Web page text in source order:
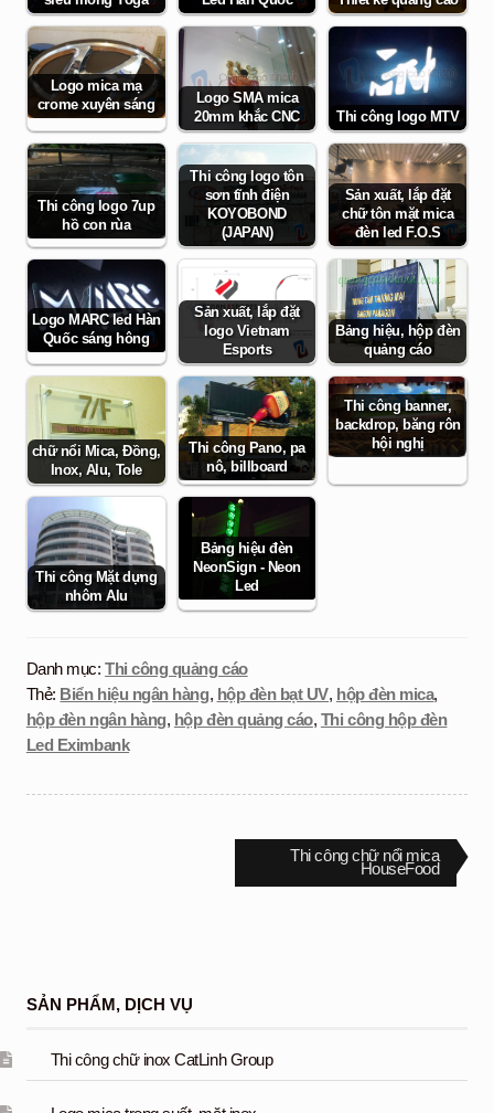
Logo mica mạ
crome xuyên sáng
Logo SMA mica
20mm khắc CNC
Thi công logo MTV
Thi công logo 7up
hồ con rùa
Thi công logo tôn
sơn tĩnh điện
KOYOBOND
(JAPAN)
Sản xuất, lắp đặt
chữ tôn mặt mica
đèn led F.O.S
Logo MARC led Hàn
Quốc sáng hông
Sản xuất, lắp đặt
logo Vietnam
Esports
Bảng hiệu, hộp đèn
quảng cáo
chữ nổi Mica, Đồng,
Inox, Alu, Tole
Thi công Pano, pa
nô, billboard
Thi công banner,
backdrop, băng rôn
hội nghị
Thi công Mặt dựng
nhôm Alu
Bảng hiệu đèn
NeonSign - Neon
Led
Danh mục:Thi công quảng cáo
Thẻ: Biển hiệu ngân hàng, hộp đèn bạt UV, hộp đèn mica,
hộp đèn ngân hàng, hộp đèn quảng cáo, Thi công hộp đèn
Led Eximbank
Bài
tiếp
Thi công chữ nổi mica
HouseFood
SẢN PHẨM, DỊCH VỤ
Thi công chữ inox CatLinh Group